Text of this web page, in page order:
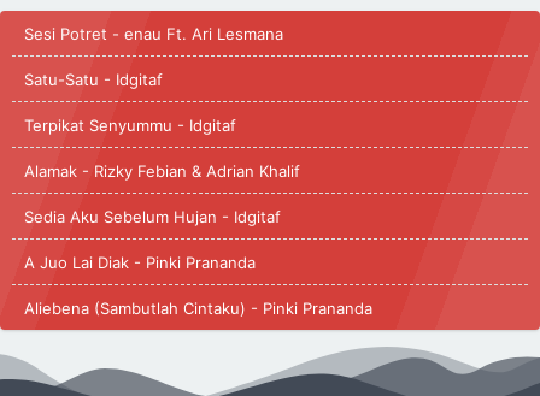
Sesi Potret - enau Ft. Ari Lesmana
Satu-Satu - Idgitaf
Terpikat Senyummu - Idgitaf
Alamak - Rizky Febian & Adrian Khalif
Sedia Aku Sebelum Hujan - Idgitaf
A Juo Lai Diak - Pinki Prananda
Aliebena (Sambutlah Cintaku) - Pinki Prananda